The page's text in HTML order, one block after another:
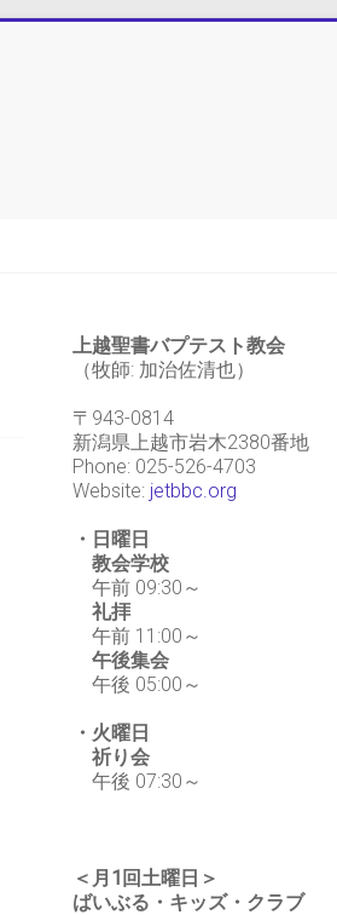
上越聖書バプテスト教会
（牧師: 加治佐清也）
〒943-0814
新潟県上越市岩木2380番地
Phone: 025-526-4703
Website: jetbbc.org
・日曜日
教会学校
午前 09:30～
礼拝
午前 11:00～
午後集会
午後 05:00～
・火曜日
祈り会
午後 07:30～
＜月1回土曜日＞
ばいぶる・キッズ・クラブ